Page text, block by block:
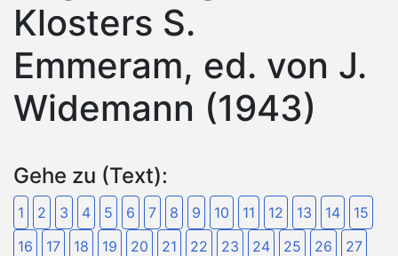
Klosters S.
Emmeram, ed. von J.
Widemann (1943)
Gehe zu (Text):
1 2 3 4 5 6 7 8 9 10 11 12 13 14
15
16
17 18 19 20 21 22 23 24 25 26
27